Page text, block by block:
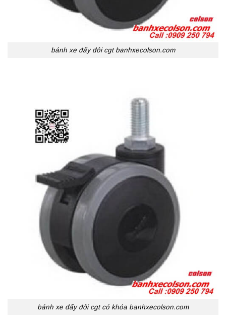
bánh xe đẩy đôi cgt banhxecolson.com
bánh xe đẩy đôi cgt có khóa banhxecolson.com